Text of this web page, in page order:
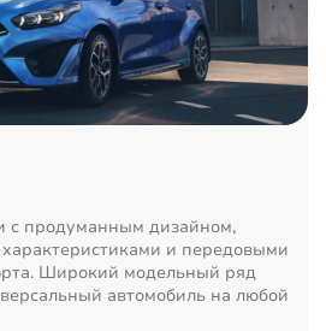
с продуманным дизайном,
и передовыми
Широкий модельный ряд
автомобиль на любой